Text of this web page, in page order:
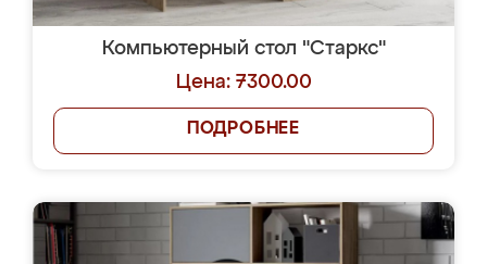
Компьютерный стол "Старкс"
Цена: 7300.00
ПОДРОБНЕЕ